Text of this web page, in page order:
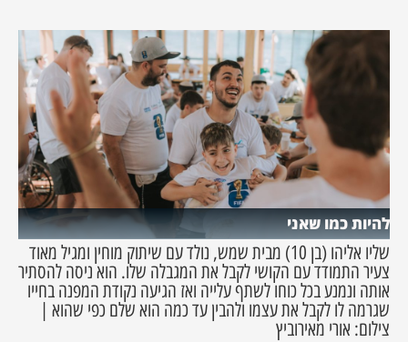
להיות כמו שאני
שליו אליהו (בן 10) מבית שמש, נולד עם שיתוק מוחין ומגיל מאוד
צעיר התמודד עם הקושי לקבל את המגבלה שלו. הוא ניסה להסתיר
אותה ונמנע בכל כוחו לשתף עלייה ואז הגיעה נקודת המפנה בחייו
שגרמה לו לקבל את עצמו ולהבין עד כמה הוא שלם כפי שהוא |
צילום: אורי מאירוביץ